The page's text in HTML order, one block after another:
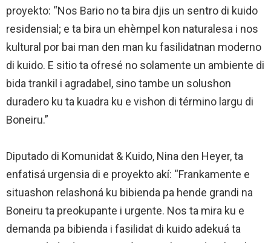
proyekto: “Nos Bario no ta bira djis un sentro di kuido
residensial; e ta bira un ehèmpel kon naturalesa i nos
kultural por bai man den man ku fasilidatnan moderno
di kuido. E sitio ta ofresé no solamente un ambiente di
bida trankil i agradabel, sino tambe un solushon
duradero ku ta kuadra ku e vishon di término largu di
Boneiru.”
Diputado di Komunidat & Kuido, Nina den Heyer, ta
enfatisá urgensia di e proyekto akí: “Frankamente e
situashon relashoná ku bibienda pa hende grandi na
Boneiru ta preokupante i urgente. Nos ta mira ku e
demanda pa bibienda i fasilidat di kuido adekuá ta